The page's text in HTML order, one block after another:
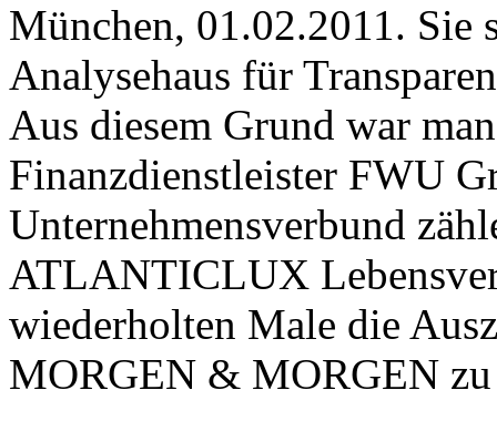
München, 01.02.2011. Sie
Analysehaus für
Aus diesem Grund war
Finanzdienstleister FWU
Unternehmensverbund
ATLANTICLUX
wiederholten Male die
MORGEN & MORGEN zu